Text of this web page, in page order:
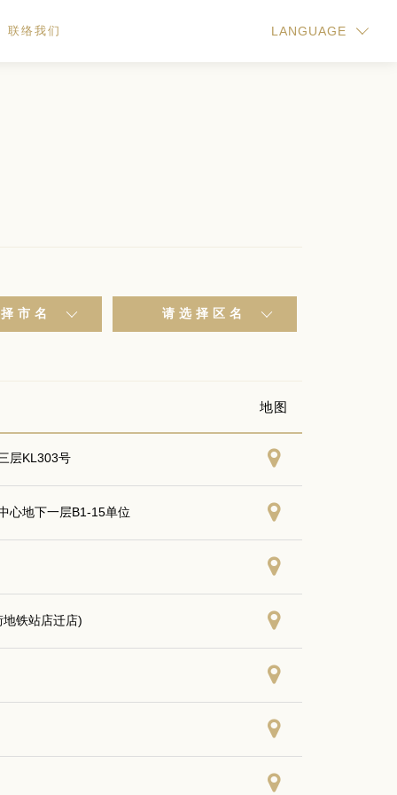
联络我们 LANGUAGE
市名 请选择区名
地图
层KL303号
心地下一层B1-15单位
铁站店迁店)